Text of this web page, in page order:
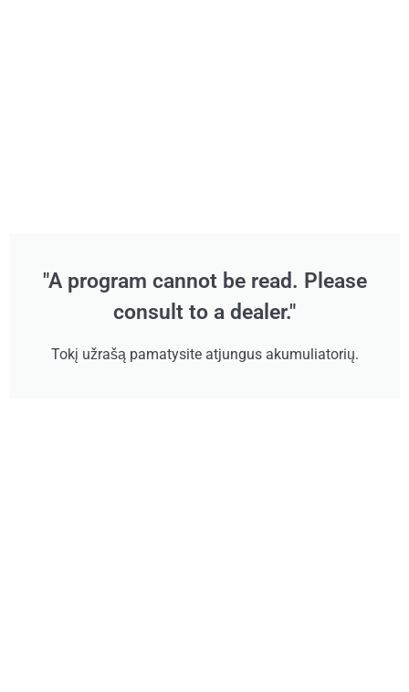
"A program cannot be read. Please
consult to a dealer."
Tokį užrašą pamatysite atjungus akumuliatorių.